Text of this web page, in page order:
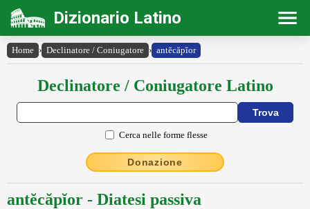
Dizionario Latino
Home › Declinatore / Coniugatore › antĕcăpĭor
Declinatore / Coniugatore Latino
Cerca nelle forme flesse
Donazione
antĕcăpĭor - Diatesi passiva